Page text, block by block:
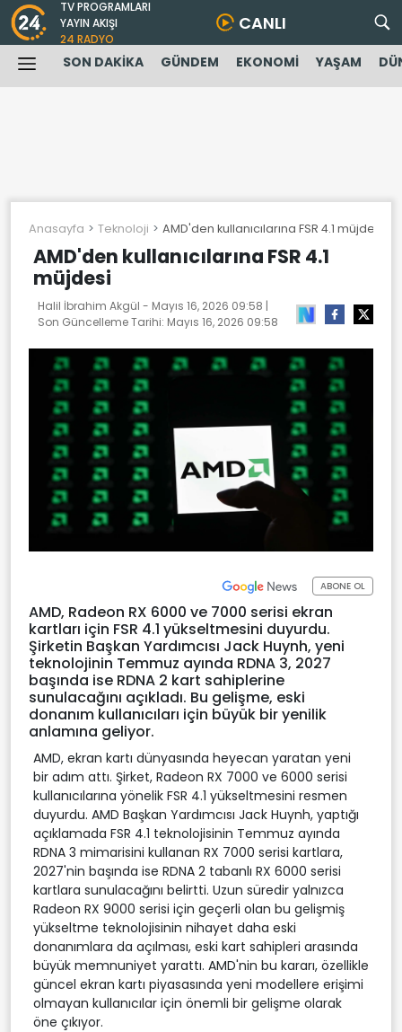
TV PROGRAMLARI
YAYIN AKIŞI
24 RADYO
CANLI
SON DAKİKA GÜNDEM EKONOMİ YAŞAM
Anasayfa Teknoloji AMD'den kullanıcılarına FSR 4.1 müjdesi
AMD'den kullanıcılarına FSR 4.1
müjdesi
Halil İbrahim Akgül - Mayıs 16, 2026 09:58 |
Son Güncelleme Tarihi: Mayıs 16, 2026 09:58
ABONE OL
AMD, Radeon RX 6000 ve 7000 serisi ekran
kartları için FSR 4.1 yükseltmesini duyurdu.
Şirketin Başkan Yardımcısı Jack Huynh, yeni
teknolojinin Temmuz ayında RDNA 3, 2027
başında ise RDNA 2 kart sahiplerine
sunulacağını açıkladı. Bu gelişme, eski
donanım kullanıcıları için büyük bir yenilik
anlamına geliyor.
AMD, ekran kartı dünyasında heyecan yaratan yeni
bir adım attı. Şirket, Radeon RX 7000 ve 6000 serisi
kullanıcılarına yönelik FSR 4.1 yükseltmesini resmen
duyurdu. AMD Başkan Yardımcısı Jack Huynh, yaptığı
açıklamada FSR 4.1 teknolojisinin Temmuz ayında
RDNA 3 mimarisini kullanan RX 7000 serisi kartlara,
2027'nin başında ise RDNA 2 tabanlı RX 6000 serisi
kartlara sunulacağını belirtti. Uzun süredir yalnızca
Radeon RX 9000 serisi için geçerli olan bu gelişmiş
yükseltme teknolojisinin nihayet daha eski
donanımlara da açılması, eski kart sahipleri arasında
büyük memnuniyet yarattı. AMD'nin bu kararı, özellikle
güncel ekran kartı piyasasında yeni modellere erişimi
olmayan kullanıcılar için önemli bir gelişme olarak
öne çıkıyor.